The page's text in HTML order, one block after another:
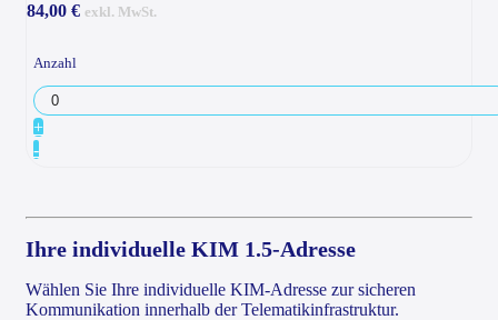
84,00 € exkl. MwSt.
Anzahl
+
-
Ihre individuelle KIM 1.5-Adresse
Wählen Sie Ihre individuelle KIM-Adresse zur sicheren
Kommunikation innerhalb der Telematikinfrastruktur.